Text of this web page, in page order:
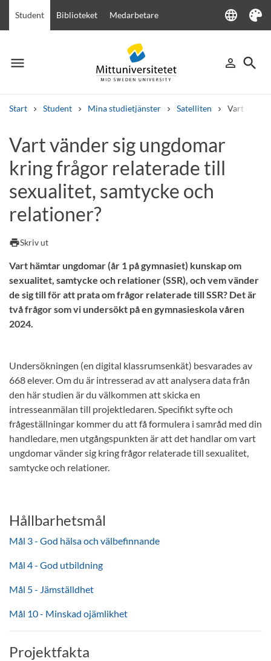
Student Biblioteket Medarbetare language
Language
Tema
menu
Meny person_outline
Logga in
search
Sök
Start Student Mina studietjänster Satelliten Vart
Andra söktjänster
Kurser och program Kursplaner Välkomstbrev Personal
Lediga jobb
Vart vänder sig ungdomar
kring frågor relaterade till
sexualitet, samtycke och
relationer?
printSkriv ut
Vart hämtar ungdomar (år 1 på gymnasiet) kunskap om
sexualitet, samtycke och relationer (SSR), och vem vänder
de sig till för att prata om frågor relaterade till SSR? Det är
två frågor som vi undersökt på en gymnasieskola våren
2024.
Undersökningen (en digital klassrumsenkät) besvarades av
668 elever. Om du är intresserad av att analysera data från
den här studien är du välkommen att skicka en
intresseanmälan till projektledaren. Specifikt syfte och
frågeställningar kommer du att få formulera i samråd med din
handledare, men utgångspunkten är att det handlar om vart
ungdomar vänder sig kring frågor relaterade till sexualitet,
samtycke och relationer.
Hållbarhetsmål
Mål 3 - God hälsa och välbefinnande
Mål 4 - God utbildning
Mål 5 - Jämställdhet
Mål 10 - Minskad ojämlikhet
Projektfakta